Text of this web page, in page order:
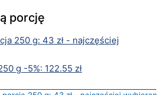
g -5%: 122.55 zł
250 g: 43 zł - najczęściej